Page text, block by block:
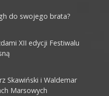
do swojego brata?
XII edycji Festiwalu
Skawiński i Waldemar
Marsowych